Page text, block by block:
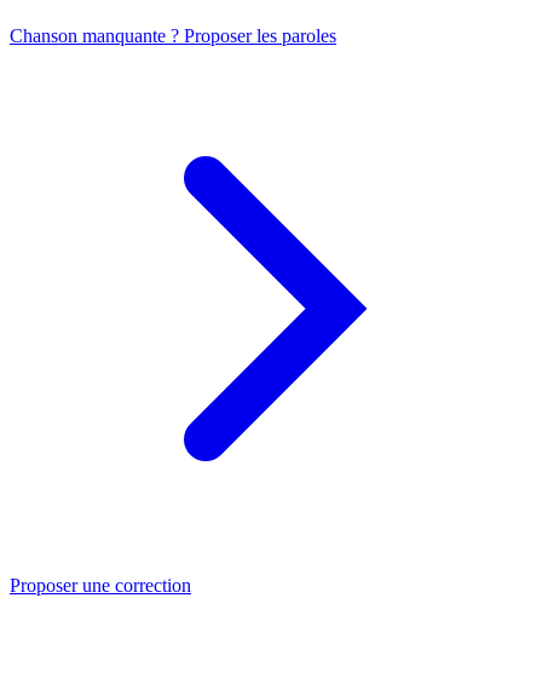
Chanson manquante ? Proposer les paroles
Proposer une correction